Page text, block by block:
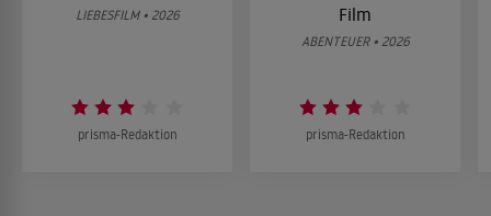
LIEBESFILM • 2026
prisma-Redaktion
Film
ABENTEUER • 2026
prisma-Redaktion